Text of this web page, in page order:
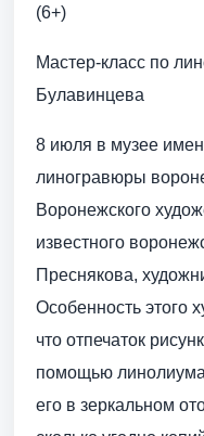
(6+)
Мастер-класс по
Булавинцева
8 июля в музее
линогравюры
Воронежского
известного
Преснякова,
Особенность этого
что отпечаток
помощью
его в зеркальном